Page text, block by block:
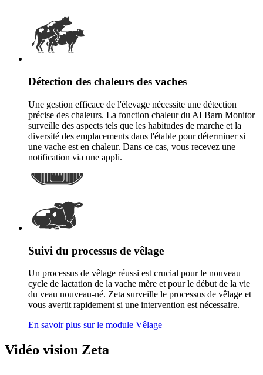
Détection des chaleurs des vaches
Une gestion efficace de l'élevage nécessite une détection
précise des chaleurs. La fonction chaleur du AI Barn Monitor
surveille des aspects tels que les habitudes de marche et la
diversité des emplacements dans l'étable pour déterminer si
une vache est en chaleur. Dans ce cas, vous recevez une
notification via une appli.
Suivi du processus de vêlage
Un processus de vêlage réussi est crucial pour le nouveau
cycle de lactation de la vache mère et pour le début de la vie
du veau nouveau-né. Zeta surveille le processus de vêlage et
vous avertit rapidement si une intervention est nécessaire.
En savoir plus sur le module Vêlage
Vidéo vision Zeta